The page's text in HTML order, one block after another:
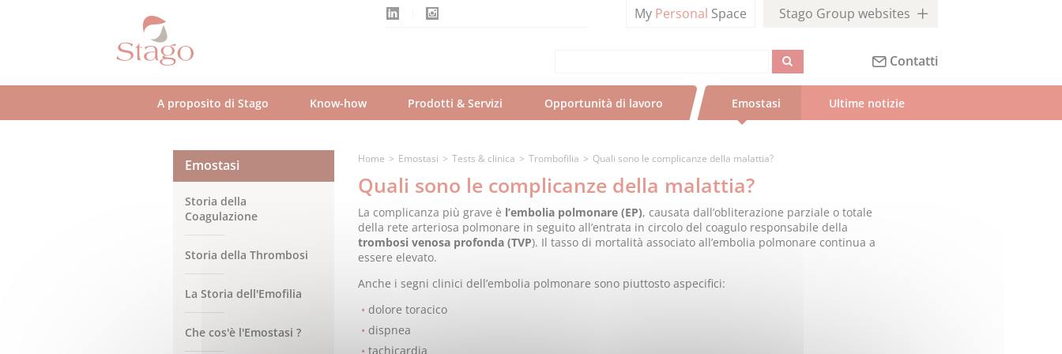
My Personal Space Stago Group websites
Contatti
A proposito di Stago Know-how Prodotti & Servizi Opportunità di lavoro Emostasi Ultime notizie
Emostasi
Storia della
Coagulazione
Storia della Thrombosi
La Storia dell'Emofilia
Che cos'è l'Emostasi ?
Home Emostasi Tests & clinica Trombofilia Quali sono le complicanze della malattia?
Quali sono le complicanze della malattia?
La complicanza più grave è l’embolia polmonare (EP), causata dall’obliterazione parziale o totale
della rete arteriosa polmonare in seguito all’entrata in circolo del coagulo responsabile della
trombosi venosa profonda (TVP). Il tasso di mortalità associato all’embolia polmonare continua a
essere elevato.
Anche i segni clinici dell’embolia polmonare sono piuttosto aspecifici:
dolore toracico
dispnea
tachicardia